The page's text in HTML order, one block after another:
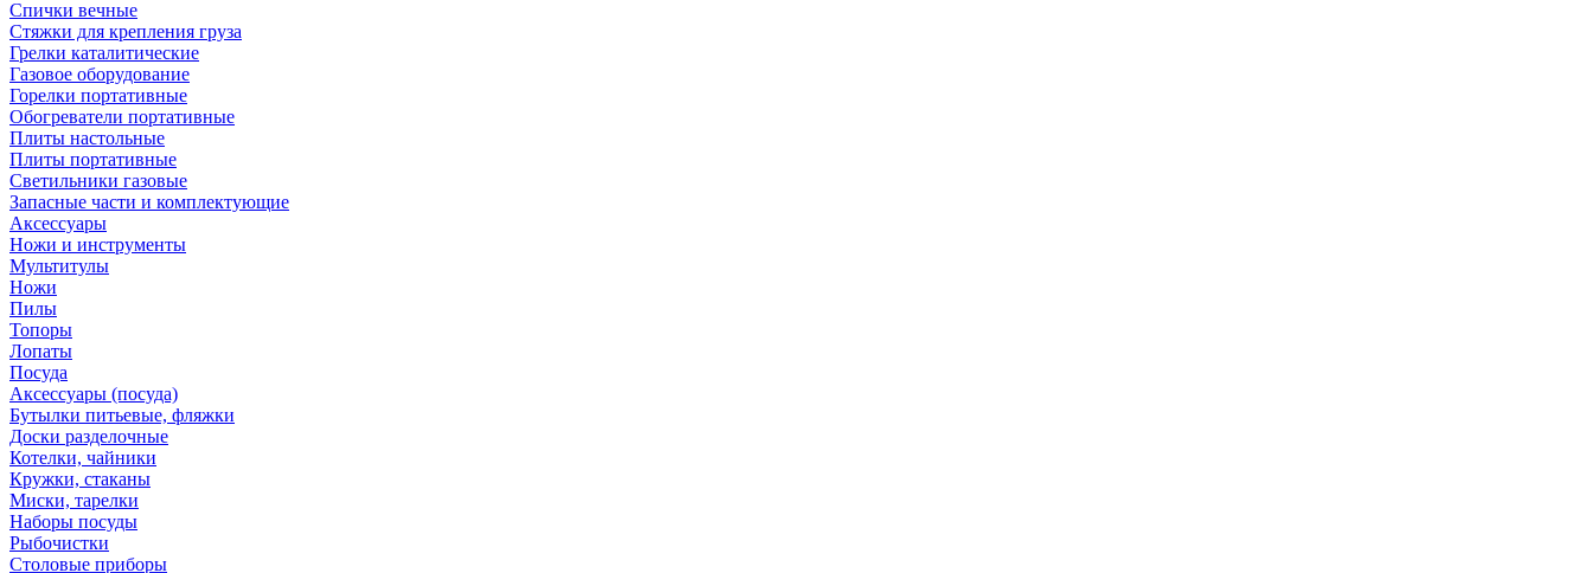
Спички вечные
Стяжки для крепления груза
Грелки каталитические
Газовое оборудование
Горелки портативные
Обогреватели портативные
Плиты настольные
Плиты портативные
Светильники газовые
Запасные части и комплектующие
Аксессуары
Ножи и инструменты
Мультитулы
Ножи
Пилы
Топоры
Лопаты
Посуда
Аксессуары (посуда)
Бутылки питьевые, фляжки
Доски разделочные
Котелки, чайники
Кружки, стаканы
Миски, тарелки
Наборы посуды
Рыбочистки
Столовые приборы